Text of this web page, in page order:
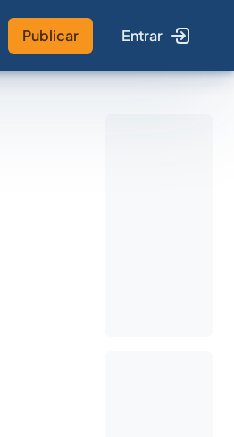
Publicar Entrar